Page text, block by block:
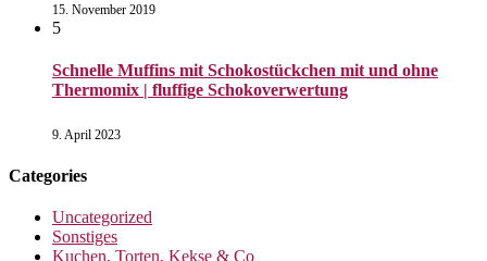
15. November 2019
5
Schnelle Muffins mit Schokostückchen mit und ohne
Thermomix | fluffige Schokoverwertung
9. April 2023
Categories
Uncategorized
Sonstiges
Kuchen, Torten, Kekse & Co